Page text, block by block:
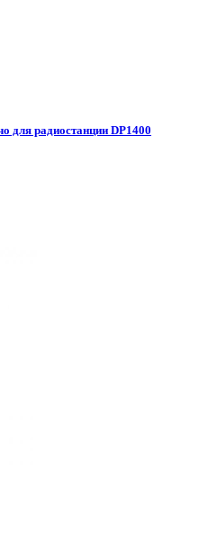
для радиостанции DP1400